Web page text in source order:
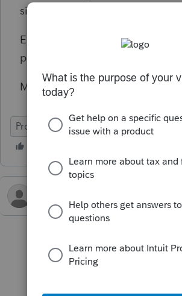
si je mets 0 heures travaillées.
Est-ce que je laisse ça ainsi ou
pour que le jaune disparaisse?
Merci à l'avance pour votre aide.
ProFile (Canada)